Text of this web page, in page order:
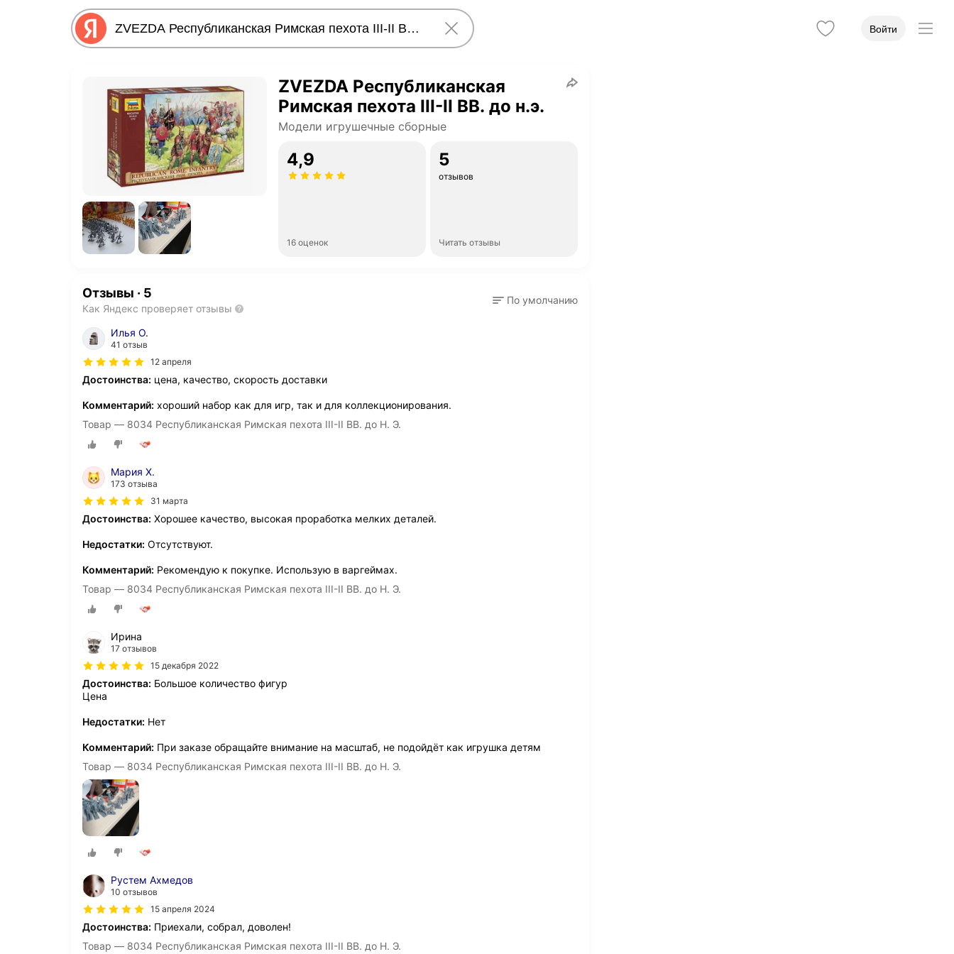
Войти
ZVEZDA Республиканская
Римская пехота III-II ВВ. до н.э.
Модели игрушечные сборные
4,9
16 оценок
5
отзывов
Читать отзывы
Отзывы · 5
Как Яндекс проверяет отзывы
По умолчанию
Илья О.
41 отзыв
12 апреля
Достоинства: цена, качество, скорость доставки
Комментарий: хороший набор как для игр, так и для коллекционирования.
Товар — 8034 Республиканская Римская пехота III-II ВВ. до Н. Э.
Мария Х.
173 отзыва
31 марта
Достоинства: Хорошее качество, высокая проработка мелких деталей.
Недостатки: Отсутствуют.
Комментарий: Рекомендую к покупке. Использую в варгеймах.
Товар — 8034 Республиканская Римская пехота III-II ВВ. до Н. Э.
Ирина
17 отзывов
15 декабря 2022
Достоинства: Большое количество фигур
Цена
Недостатки: Нет
Комментарий: При заказе обращайте внимание на масштаб, не подойдёт как игрушка детям
Товар — 8034 Республиканская Римская пехота III-II ВВ. до Н. Э.
Рустем Ахмедов
10 отзывов
15 апреля 2024
Достоинства: Приехали, собрал, доволен!
Товар — 8034 Республиканская Римская пехота III-II ВВ. до Н. Э.